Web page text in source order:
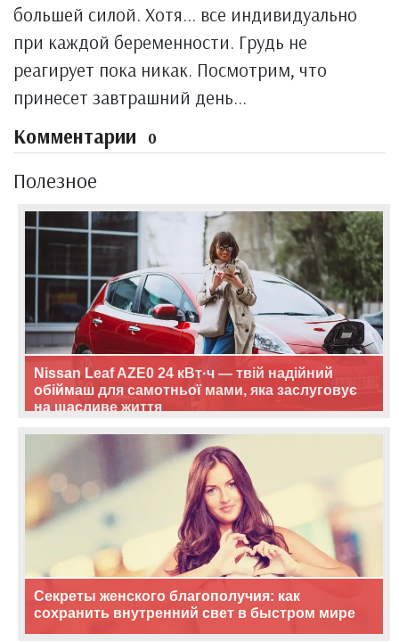
большей силой. Хотя... все индивидуально
при каждой беременности. Грудь не
реагирует пока никак. Посмотрим, что
принесет завтрашний день...
Комментарии 0
Полезное
Nissan Leaf AZE0 24 кВт·ч — твій надійний
обіймаш для самотньої мами, яка заслуговує
на щасливе життя
Секреты женского благополучия: как
сохранить внутренний свет в быстром мире